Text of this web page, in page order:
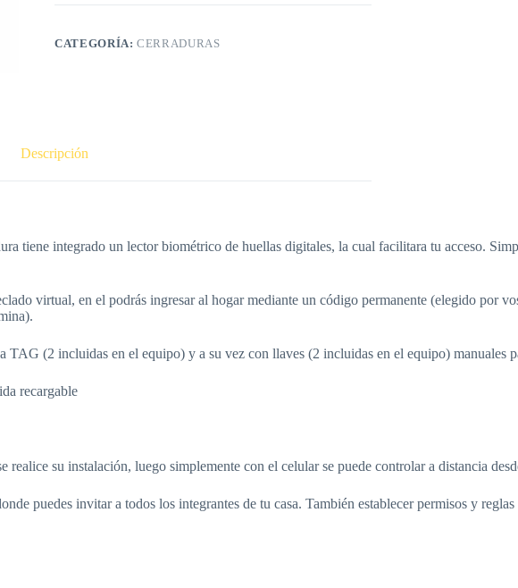
CATEGORÍA:CERRADURAS
Descripción
integrado un lector biométrico de huellas digitales, la cual facilitara tu acceso.
virtual, en el podrás ingresar al hogar mediante un código permanente (elegido por
TAG (2 incluidas en el equipo) y a su vez con llaves (2 incluidas en el equipo) manuales
recargable
su instalación, luego simplemente con el celular se puede controlar a distancia
puedes invitar a todos los integrantes de tu casa. También establecer permisos y reglas